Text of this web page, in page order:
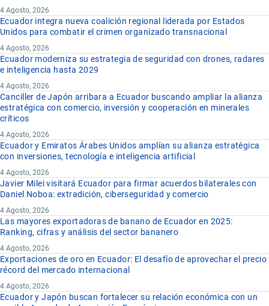
4 Agosto, 2026
Ecuador integra nueva coalición regional liderada por Estados
Unidos para combatir el crimen organizado transnacional
4 Agosto, 2026
Ecuador moderniza su estrategia de seguridad con drones, radares
e inteligencia hasta 2029
4 Agosto, 2026
Canciller de Japón arribara a Ecuador buscando ampliar la alianza
estratégica con comercio, inversión y cooperación en minerales
críticos
4 Agosto, 2026
Ecuador y Emiratos Árabes Unidos amplían su alianza estratégica
con inversiones, tecnología e inteligencia artificial
4 Agosto, 2026
Javier Milei visitará Ecuador para firmar acuerdos bilaterales con
Daniel Noboa: extradición, ciberseguridad y comercio
4 Agosto, 2026
Las mayores exportadoras de banano de Ecuador en 2025:
Ranking, cifras y análisis del sector bananero
4 Agosto, 2026
Exportaciones de oro en Ecuador: El desafío de aprovechar el precio
récord del mercado internacional
4 Agosto, 2026
Ecuador y Japón buscan fortalecer su relación económica con un